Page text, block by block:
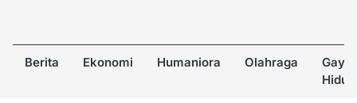
Berita Ekonomi Humaniora Olahraga
Gaya
Hidup